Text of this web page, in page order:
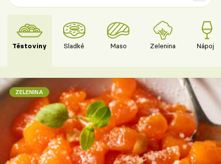
Těstoviny Sladké Maso Zelenina Nápoje
ZELENINA